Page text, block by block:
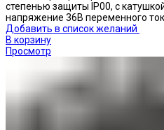
степенью защиты IP00, с
напряжение 36В переменного
Добавить в список желаний
В корзину
Просмотр